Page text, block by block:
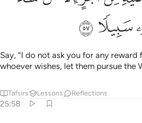
ﱔ ﱕ
Say, “I do not ask you for any reward
whoever wishes, let them pursue the
Tafsirs Lessons Reflections
25:58